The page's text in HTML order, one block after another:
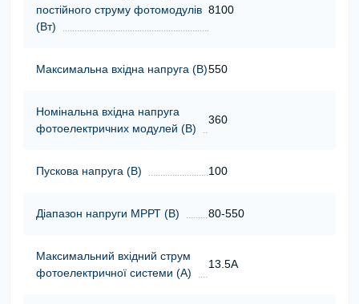
постійного струму фотомодулів
(Вт)
8100
Максимальна вхідна напруга (В)550
Номінальна вхідна напруга
фотоелектричних модулей (В)
360
Пускова напруга (В) 100
Діапазон напруги МРРТ (В) 80-550
Максимальний вхідний струм
фотоелектричної системи (А)
13.5A